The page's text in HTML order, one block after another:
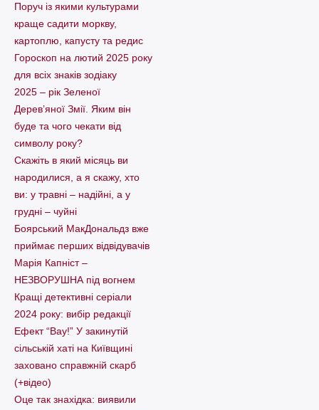
Поруч із якими культурами
краще садити моркву,
картоплю, капусту та редис
Гороскоп на лютий 2025 року
для всіх знаків зодіаку
2025 – рік Зеленої
Дерев’яної Змії. Яким він
буде та чого чекати від
символу року?
Скажіть в який місяць ви
народилися, а я скажу, хто
ви: у травні – надійні, а у
грудні – чуйні
Боярський МакДональдз вже
приймає перших відвідувачів
Марія Капніст –
НЕЗВОРУШНА під вогнем
Кращі детективні серіали
2024 року: вибір редакції
Ефект “Вау!” У закинутій
сільській хаті на Київщині
заховано справжній скарб
(+відео)
Оце так знахідка: виявили